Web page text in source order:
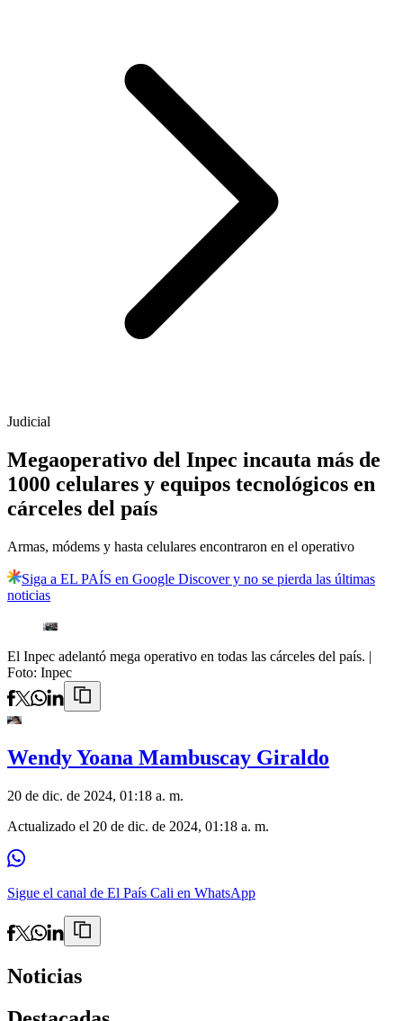
Judicial
Megaoperativo del Inpec incauta más de
1000 celulares y equipos tecnológicos en
cárceles del país
Armas, módems y hasta celulares encontraron en el operativo
Siga a EL PAÍS en Google Discover y no se pierda las últimas
noticias
El Inpec adelantó mega operativo en todas las cárceles del país. |
Foto: Inpec
Wendy Yoana Mambuscay Giraldo
20 de dic. de 2024, 01:18 a. m.
Actualizado el 20 de dic. de 2024, 01:18 a. m.
Sigue el canal de El País Cali en WhatsApp
Noticias